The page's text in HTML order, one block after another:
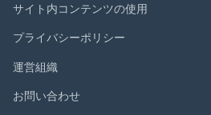
サイト内コンテンツの使用
プライバシーポリシー
運営組織
お問い合わせ